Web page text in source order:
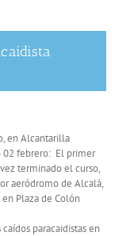
en Alcantarilla
02 febrero: El primer
terminado el curso,
aeródromo de Alcalá,
Plaza de Colón
paracaidistas en